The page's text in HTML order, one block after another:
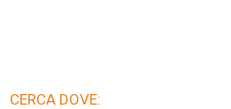
CERCA DOVE: